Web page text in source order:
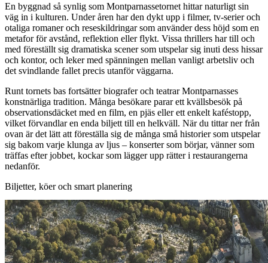
En byggnad så synlig som Montparnassetornet hittar naturligt sin
väg in i kulturen. Under åren har den dykt upp i filmer, tv-serier och
otaliga romaner och reseskildringar som använder dess höjd som en
metafor för avstånd, reflektion eller flykt. Vissa thrillers har till och
med föreställt sig dramatiska scener som utspelar sig inuti dess hissar
och kontor, och leker med spänningen mellan vanligt arbetsliv och
det svindlande fallet precis utanför väggarna.
Runt tornets bas fortsätter biografer och teatrar Montparnasses
konstnärliga tradition. Många besökare parar ett kvällsbesök på
observationsdäcket med en film, en pjäs eller ett enkelt kaféstopp,
vilket förvandlar en enda biljett till en helkväll. När du tittar ner från
ovan är det lätt att föreställa sig de många små historier som utspelar
sig bakom varje klunga av ljus – konserter som börjar, vänner som
träffas efter jobbet, kockar som lägger upp rätter i restaurangerna
nedanför.
Biljetter, köer och smart planering